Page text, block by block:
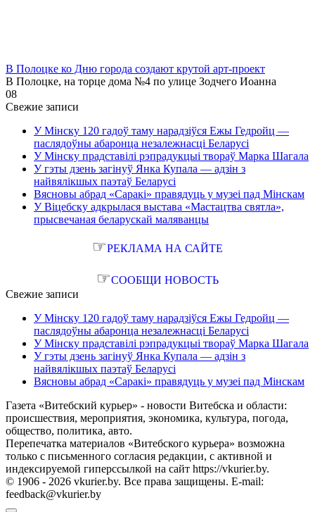
В Полоцке ко Дню города создают крутой арт-проект
В Полоцке, на торце дома №4 по улице Зодчего Иоанна
08
Свежие записи
У Мінску 120 гадоў таму нарадзіўся Ежы Гедройц —
паслядоўны абаронца незалежнасці Беларусі
У Мінску прадставілі рэпрадукцыі твораў Марка Шагала
У гэты дзень загінуў Янка Купала — адзін з
найвялікшых паэтаў Беларусі
Вясновы абрад «Саракі» правядуць у музеі пад Мінскам
У Віцебску адкрылася выстава «Мастацтва святла»,
прысвечаная беларускай маляванцы
☞РЕКЛАМА НА САЙТЕ
☞СООБЩИ НОВОСТЬ
Свежие записи
У Мінску 120 гадоў таму нарадзіўся Ежы Гедройц —
паслядоўны абаронца незалежнасці Беларусі
У Мінску прадставілі рэпрадукцыі твораў Марка Шагала
У гэты дзень загінуў Янка Купала — адзін з
найвялікшых паэтаў Беларусі
Вясновы абрад «Саракі» правядуць у музеі пад Мінскам
Газета «Витебский курьер» - новости Витебска и области:
происшествия, мероприятия, экономика, культура, погода,
общество, политика, авто.
Перепечатка материалов «Витебского курьера» возможна
только с письменного согласия редакции, с активной и
индексируемой гиперссылкой на сайт https://vkurier.by.
© 1906 - 2026 vkurier.by. Все права защищены. E-mail:
feedback@vkurier.by